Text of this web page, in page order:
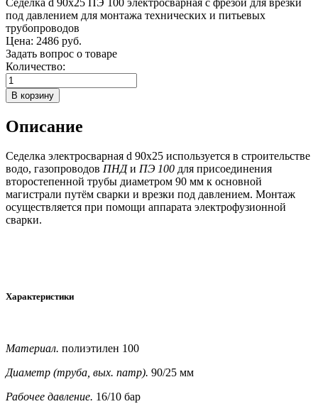
под давлением для монтажа технических и питьевых
трубопроводов
Цена: 2486 руб.
Задать вопрос о товаре
Количество:
Описание
Седелка электросварная d 90x25 используется в строительстве
водо, газопроводов ПНДи ПЭ 100 для присоединения
второстепенной трубы диаметром 90 мм к основной
магистрали путём сварки и врезки под давлением. Монтаж
осуществляется при помощи аппарата электрофузионной
сварки.
Характеристики
Материал. полиэтилен 100
Диаметр (труба, вых. патр). 90/25 мм
Рабочее давление. 16/10 бар